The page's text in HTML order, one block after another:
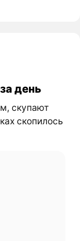
день
скупают
скопилось